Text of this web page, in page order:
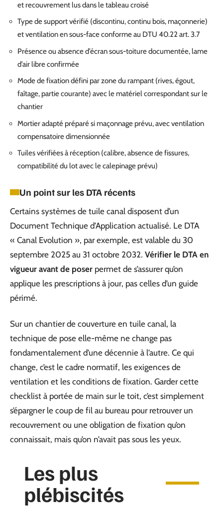
et recouvrement lus dans le tableau croisé
Type de support vérifié (discontinu, continu bois, maçonnerie)
et ventilation en sous-face conforme au DTU 40.22 art. 3.7
Présence ou absence d’écran sous-toiture documentée, lame
d’air libre confirmée
Mode de fixation défini par zone du rampant (rives, égout,
faîtage, partie courante) avec le matériel correspondant sur le
chantier
Mortier adapté préparé si maçonnage prévu, avec ventilation
compensatoire dimensionnée
Tuiles vérifiées à réception (calibre, absence de fissures,
compatibilité du lot avec le calepinage prévu)
Un point sur les DTA récents
Certains systèmes de tuile canal disposent d’un
Document Technique d’Application actualisé. Le DTA
« Canal Evolution », par exemple, est valable du 30
septembre 2025 au 31 octobre 2032. Vérifier le DTA en
vigueur avant de poser permet de s’assurer qu’on
applique les prescriptions à jour, pas celles d’un guide
périmé.
Sur un chantier de couverture en tuile canal, la
technique de pose elle-même ne change pas
fondamentalement d’une décennie à l’autre. Ce qui
change, c’est le cadre normatif, les exigences de
ventilation et les conditions de fixation. Garder cette
checklist à portée de main sur le toit, c’est simplement
s’épargner le coup de fil au bureau pour retrouver un
recouvrement ou une obligation de fixation qu’on
connaissait, mais qu’on n’avait pas sous les yeux.
Les plus
plébiscités